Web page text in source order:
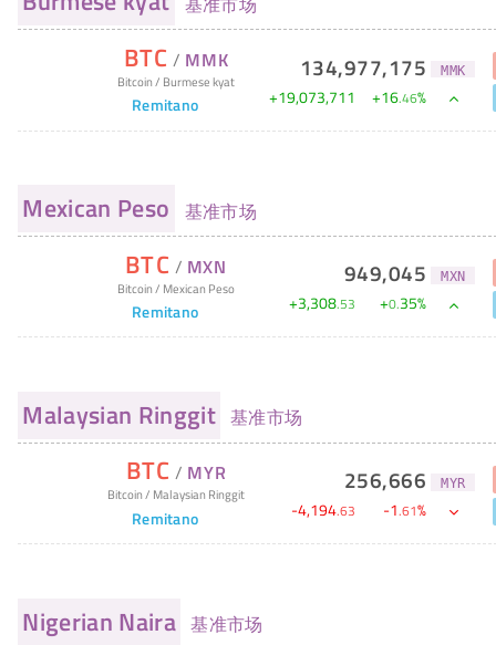
BTC / MMK
Bitcoin/ Burmese kyat
Remitano
134,977,175 MMK
+19,073,711 +16.46%
Mexican Peso 基准市场
BTC / MXN
Bitcoin/ Mexican Peso
Remitano
949,045 MXN
+3,308.53 +0.35%
Malaysian Ringgit 基准市场
BTC / MYR
Bitcoin/ Malaysian Ringgit
Remitano
256,666 MYR
-4,194.63 -1.61%
Nigerian Naira 基准市场